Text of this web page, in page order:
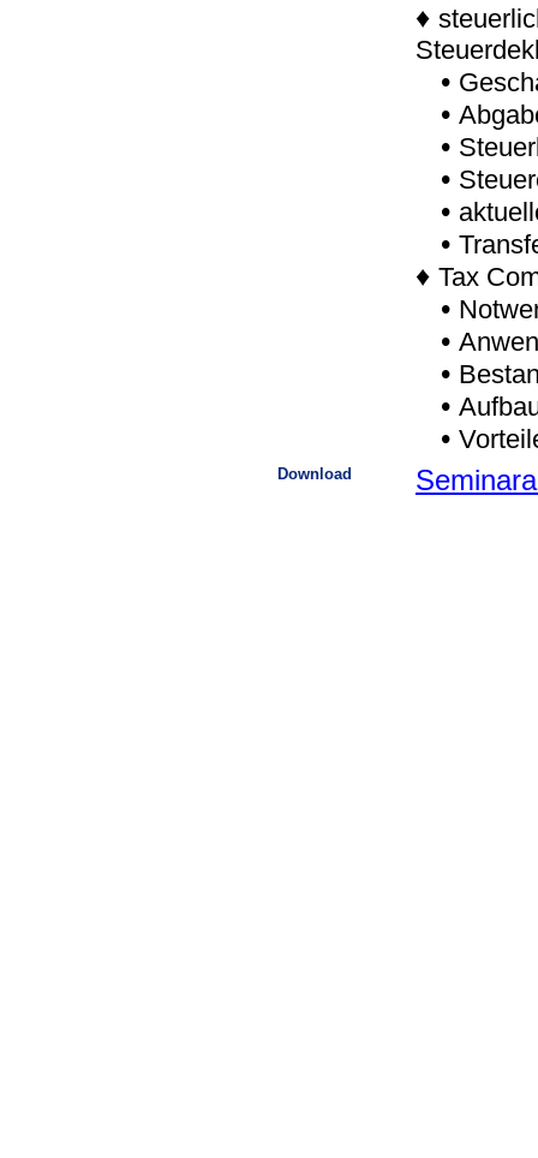
♦
•
•
•
•
•
•
♦ Tax
•
•
•
•
•
Download